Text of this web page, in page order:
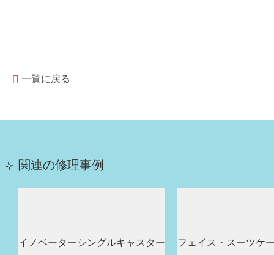
一覧に戻る
関連の修理事例